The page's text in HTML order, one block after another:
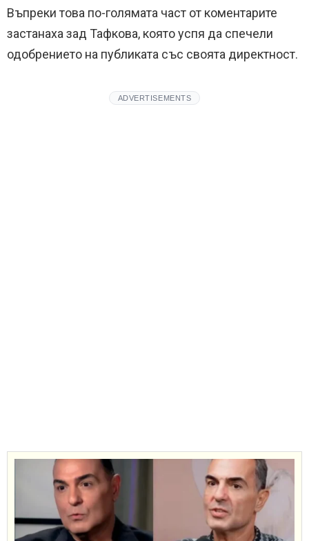
Въпреки това по-голямата част от коментарите
застанаха зад Тафкова, която успя да спечели
одобрението на публиката със своята директност.
ADVERTISEMENTS